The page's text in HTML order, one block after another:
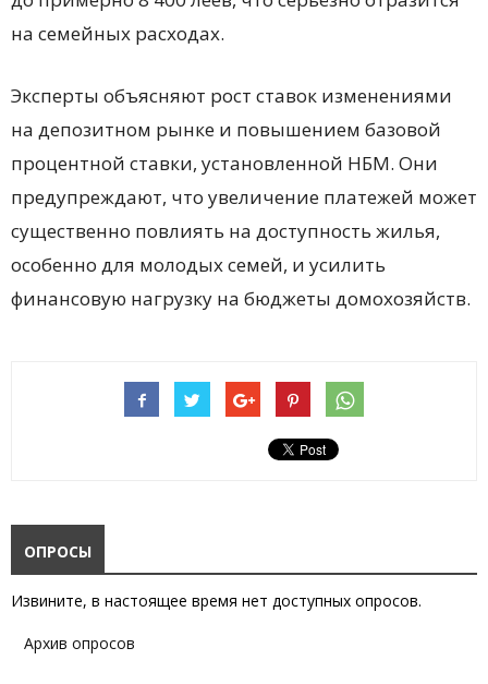
на семейных расходах.
Эксперты объясняют рост ставок изменениями
на депозитном рынке и повышением базовой
процентной ставки, установленной НБМ. Они
предупреждают, что увеличение платежей может
существенно повлиять на доступность жилья,
особенно для молодых семей, и усилить
финансовую нагрузку на бюджеты домохозяйств.
ОПРОСЫ
Извините, в настоящее время нет доступных опросов.
Архив опросов